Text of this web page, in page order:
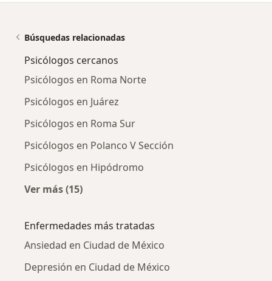
Búsquedas relacionadas
Psicólogos cercanos
Psicólogos en Roma Norte
Psicólogos en Juárez
Psicólogos en Roma Sur
Psicólogos en Polanco V Sección
Psicólogos en Hipódromo
Ver más (15)
Enfermedades más tratadas
Ansiedad en Ciudad de México
Depresión en Ciudad de México